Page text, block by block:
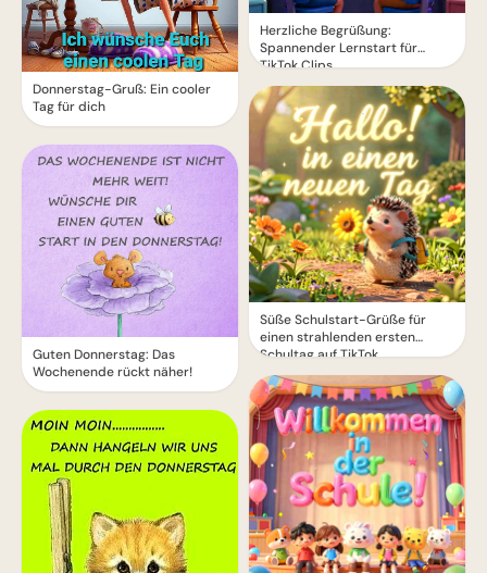
Donnerstag-Gruß: Ein cooler
Tag für dich
Guten Donnerstag: Das
Wochenende rückt näher!
Herzliche Begrüßung:
Spannender Lernstart für
TikTok Clips
Süße Schulstart-Grüße für
einen strahlenden ersten
Schultag auf TikTok